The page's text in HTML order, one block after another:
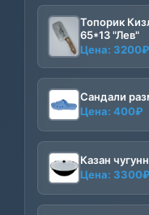
Топорик
65*13 "Лев"
Цена: 3200₽
Сандали
Цена: 400₽
Казан
Цена: 3300₽